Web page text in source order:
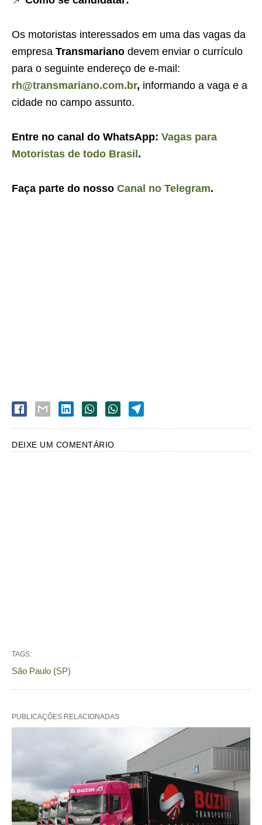
Os motoristas interessados em uma das vagas da
empresa Transmariano devem enviar o currículo
para o seguinte endereço de e-mail:
rh@transmariano.com.br, informando a vaga e a
cidade no campo assunto.
Entre no canal do WhatsApp: Vagas para
Motoristas de todo Brasil .
Faça parte do nosso Canal no Telegram.
DEIXE UM COMENTÁRIO
TAGS:
São Paulo (SP)
PUBLICAÇÕES RELACIONADAS